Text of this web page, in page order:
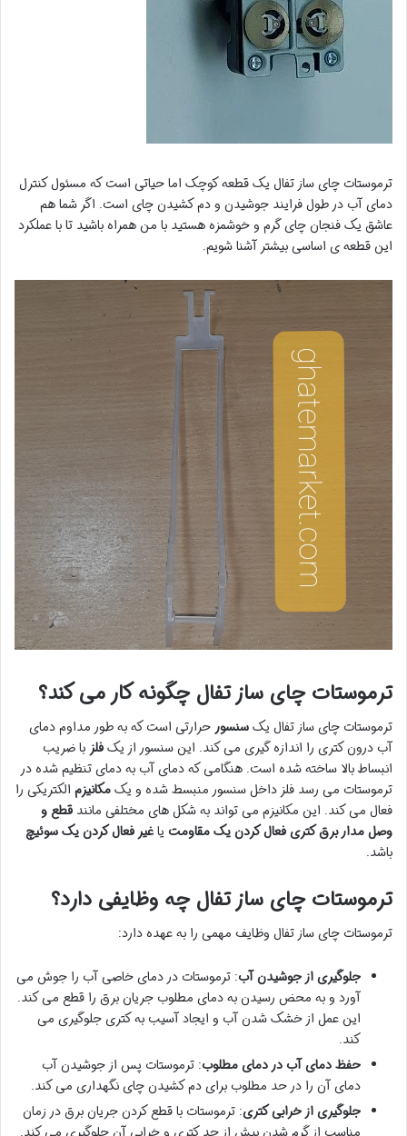
ترموستات چای ساز تفال یک قطعه کوچک اما حیاتی است که مسئول کنترل
دمای آب در طول فرایند جوشیدن و دم کشیدن چای است. اگر شما هم
عاشق یک فنجان چای گرم و خوشمزه هستید با من همراه باشید تا با عملکرد
این قطعه ی اساسی بیشتر آشنا شویم.
ترموستات چای ساز تفال چگونه کار می کند؟
ترموستات چای ساز تفال یکسنسور حرارتی است که به طور مداوم دمای
آب درون کتری را اندازه گیری می کند. این سنسور از یکفلز با ضریب
انبساط بالا ساخته شده است. هنگامی که دمای آب به دمای تنظیم شده در
ترموستات می رسد فلز داخل سنسور منبسط شده و یکمکانیزم الکتریکی را
فعال می کند. این مکانیزم می تواند به شکل های مختلفی مانند قطع و
وصل مدار برق کتریفعال کردن یک مقاومتیاغیر فعال کردن یک سوئیچ
باشد.
ترموستات چای ساز تفال چه وظایفی دارد؟
ترموستات چای ساز تفال وظایف مهمی را به عهده دارد:
جلوگیری از جوشیدن آب: ترموستات در دمای خاصی آب را جوش می
آورد و به محض رسیدن به دمای مطلوب جریان برق را قطع می کند.
این عمل از خشک شدن آب و ایجاد آسیب به کتری جلوگیری می
کند.
حفظ دمای آب در دمای مطلوب: ترموستات پس از جوشیدن آب
دمای آن را در حد مطلوب برای دم کشیدن چای نگهداری می کند.
جلوگیری از خرابی کتری: ترموستات با قطع کردن جریان برق در زمان